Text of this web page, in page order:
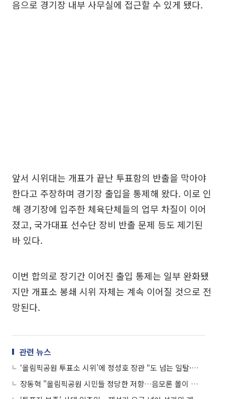
음으로 경기장 내부 사무실에 접근할 수 있게 됐다.
앞서 시위대는 개표가 끝난 투표함의 반출을 막아야
한다고 주장하며 경기장 출입을 통제해 왔다. 이로 인
해 경기장에 입주한 체육단체들의 업무 차질이 이어
졌고, 국가대표 선수단 장비 반출 문제 등도 제기된
바 있다.
이번 합의로 장기간 이어진 출입 통제는 일부 완화됐
지만 개표소 봉쇄 시위 자체는 계속 이어질 것으로 전
망된다.
관련 뉴스
‘올림픽공원 투표소 시위’에 정성호 장관 “도 넘는 일탈·불법행위 엄중 대응”
장동혁 "올림픽공원 시민들 정당한 저항…음모론 몰이 중단해야"